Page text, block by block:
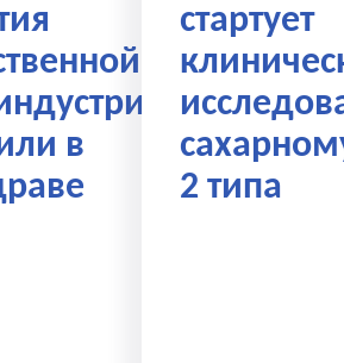
в
стартует
2 типа